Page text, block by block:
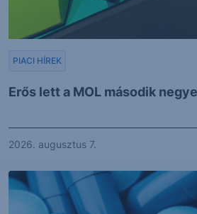
Erős lett a MOL második
PIACI HÍREK
2026. augusztus 7.